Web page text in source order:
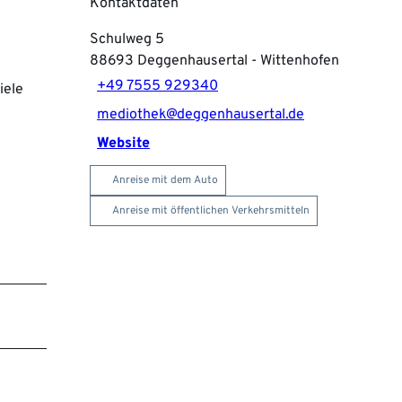
Schulweg 5
88693 Deggenhausertal - Wittenhofen
+49 7555 929340
mediothek@deggenhausertal.de
Website
Anreise mit dem Auto
Anreise mit öffentlichen Verkehrsmitteln